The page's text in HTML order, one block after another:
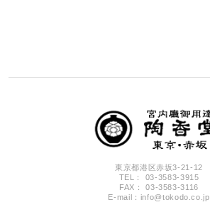
東京都港区赤坂3-21-12
TEL： 03-3583-3915
FAX： 03-3583-3116
E-mail： info@tokodo.co.jp